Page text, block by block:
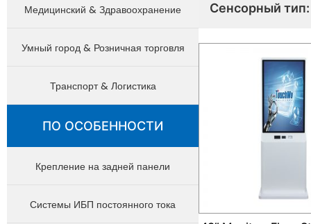
Медицинский & Здравоохранение
Умный город & Розничная торговля
Транспорт & Логистика
ПО ОСОБЕННОСТИ
Крепление на задней панели
Системы ИБП постоянного тока
Сенсорный тип: